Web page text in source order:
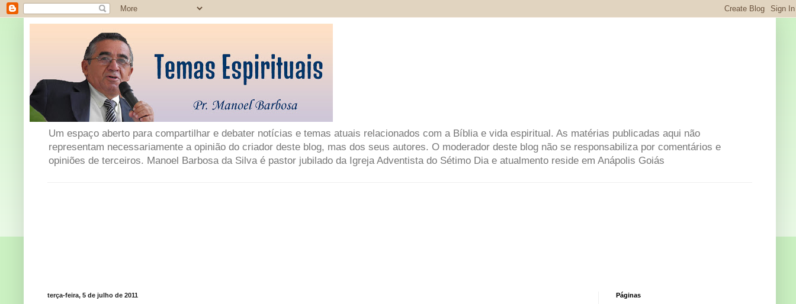
Um espaço aberto para compartilhar e debater notícias e temas atuais relacionados com a Bíblia e vida espiritual. As matérias publicadas aqui não
representam necessariamente a opinião do criador deste blog, mas dos seus autores. O moderador deste blog não se responsabiliza por comentários e
opiniões de terceiros. Manoel Barbosa da Silva é pastor jubilado da Igreja Adventista do Sétimo Dia e atualmento reside em Anápolis Goiás
terça-feira, 5 de julho de 2011 Páginas